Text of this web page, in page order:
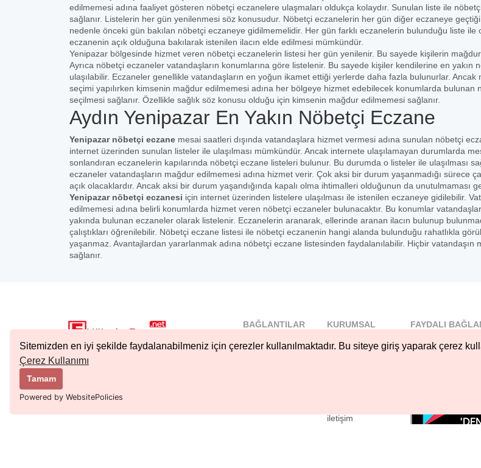
Sitemizden en iyi şekilde faydalanabilmeniz için çerezler kullanılmaktadır. Bu siteye giriş yaparak çerez
Çerez Kullanımı
Tamam
Powered by WebsitePolicies
edilmemesi adına faaliyet gösteren nöbetçi eczanelere ulaşmaları oldukça kolaydır. Sunulan liste ile
sağlanır. Listelerin her gün yenilenmesi söz konusudur. Nöbetçi eczanelerin her gün diğer eczaneye geçtiği
nedenle önceki gün bakılan nöbetçi eczaneye gidilmemelidir. Her gün farklı eczanelerin bulunduğu liste ile
eczanenin açık olduğuna bakılarak istenilen ilacın elde edilmesi mümkündür.
Yenipazar bölgesinde hizmet veren nöbetçi eczanelerin listesi her gün yenilenir. Bu sayede kişilerin mağdur
Ayrıca nöbetçi eczaneler vatandaşların konumlarına göre listelenir. Bu sayede kişiler kendilerine en yakın
ulaşılabilir. Eczaneler genellikle vatandaşların en yoğun ikamet ettiği yerlerde daha fazla bulunurlar. Ancak
seçimi yapılırken kimsenin mağdur edilmemesi adına her bölgeye hizmet edebilecek konumlarda bulunan
seçilmesi sağlanır. Özellikle sağlık söz konusu olduğu için kimsenin mağdur edilmemesi sağlanır.
Aydın Yenipazar En Yakın Nöbetçi Eczane
Yenipazar nöbetçi eczane mesai saatleri dışında vatandaşlara hizmet vermesi adına sunulan nöbetçi
internet üzerinden sunulan listeler ile ulaşılması mümkündür. Ancak internete ulaşılamayan durumlarda
sonlandıran eczanelerin kapılarında nöbetçi eczane listeleri bulunur. Bu durumda o listeler ile ulaşılması
eczaneler vatandaşların mağdur edilmemesi adına hizmet verir. Çok aksi bir durum yaşanmadığı sürece
açık olacaklardır. Ancak aksi bir durum yaşandığında kapalı olma ihtimalleri olduğunun da unutulmaması
Yenipazar nöbetçi eczanesi için internet üzerinden listelere ulaşılması ile istenilen eczaneye gidilebilir.
edilmemesi adına belirli konumlarda hizmet veren nöbetçi eczaneler bulunacaktır. Bu konumlar
yakında bulunan eczaneler olarak listelenir. Eczanelerin aranarak, ellerinde aranan ilacın bulunup
çalıştıkları öğrenilebilir. Nöbetçi eczane listesi ile nöbetçi eczanenin hangi alanda bulunduğu rahatlıkla
yaşanmaz. Avantajlardan yararlanmak adına nöbetçi eczane listesinden faydalanılabilir. Hiçbir vatandaşın
sağlanır.
Copyright © 2023 Tüm Hakları Saklıdır.
BAĞLANTILAR
Nöbetçi...
KURUMSAL
Hakkımızda
iletişim
FAYDALI